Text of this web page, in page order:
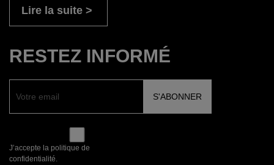
Lire la suite
RESTEZ INFORMÉ
J’accepte la politique de
confidentialité.